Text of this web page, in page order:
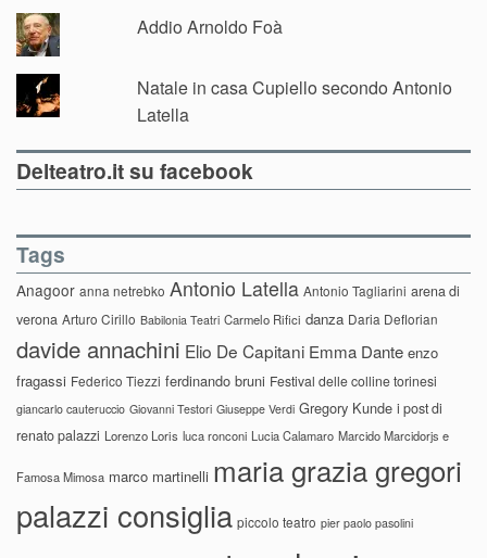
Addio Arnoldo Foà
Natale in casa Cupiello secondo Antonio
Latella
Delteatro.it su facebook
Tags
Anagoor anna netrebko Antonio Latella Antonio Tagliarini arena di
verona Arturo Cirillo Babilonia Teatri Carmelo Rifici danza Daria Deflorian
davide annachini Elio De Capitani Emma Dante enzo
fragassi Federico Tiezzi ferdinando bruni Festival delle colline torinesi
giancarlo cauteruccio Giovanni Testori Giuseppe Verdi Gregory Kunde i post di
renato palazzi Lorenzo Loris luca ronconi Lucia Calamaro Marcido Marcidorjs e
Famosa Mimosa marco martinelli maria grazia gregori
palazzi consiglia piccolo teatro pier paolo pasolini